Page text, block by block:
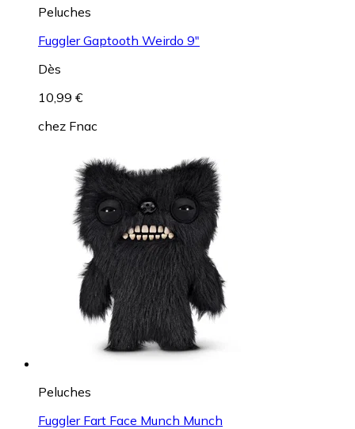
Peluches
Fuggler Gaptooth Weirdo 9"
Dès
10,99 €
chez Fnac
Peluches
Fuggler Fart Face Munch Munch